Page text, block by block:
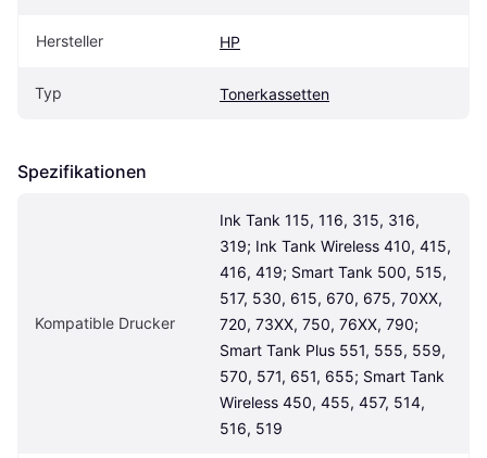
Hersteller HP
Typ Tonerkassetten
Spezifikationen
Kompatible Drucker
Ink Tank 115, 116, 315, 316,
319; Ink Tank Wireless 410, 415,
416, 419; Smart Tank 500, 515,
517, 530, 615, 670, 675, 70XX,
720, 73XX, 750, 76XX, 790;
Smart Tank Plus 551, 555, 559,
570, 571, 651, 655; Smart Tank
Wireless 450, 455, 457, 514,
516, 519